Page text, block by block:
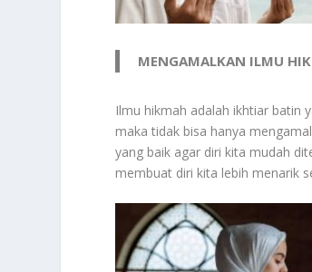
MENGAMALKAN ILMU
Ilmu hikmah adalah ikhtiar batin
maka tidak bisa hanya
yang baik agar diri kita mudah
membuat diri kita lebih menarik